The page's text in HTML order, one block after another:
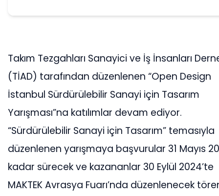
Takım Tezgahları Sanayici ve İş İnsanları
(TİAD) tarafından düzenlenen “Open Design
İstanbul Sürdürülebilir Sanayi için Tasarım
Yarışması”na katılımlar devam ediyor.
“Sürdürülebilir Sanayi için Tasarım” temasıyla
düzenlenen yarışmaya başvurular 31 Mayıs
kadar sürecek ve kazananlar 30 Eylül 2024’te
MAKTEK Avrasya Fuarı’nda düzenlenecek